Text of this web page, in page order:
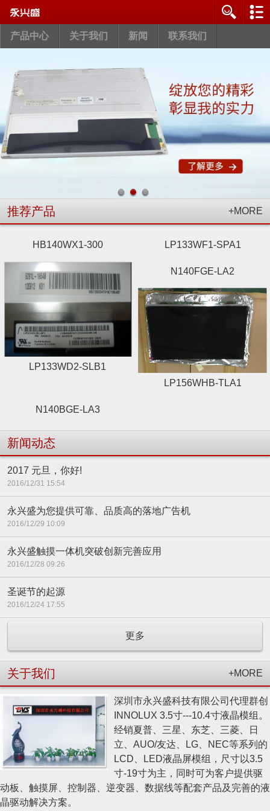
产品中心 关于我们 新闻 联系我们
推荐产品 +MORE
HB140WX1-300 LP133WF1-SPA1
LP133WD2-SLB1
N140FGE-LA2
LP156WHB-TLA1
N140BGE-LA3
新闻动态
2017 元旦，你好!
2016/12/31 15:54
永兴盛为您提供可靠、品质高的落地广告机
2016/12/29 10:09
永兴盛触摸一体机突破创新完善应用
2016/12/28 09:26
圣诞节的起源
2016/12/24 17:55
更多
关于我们 +MORE
深圳市永兴盛科技有限公司代理群创
INNOLUX 3.5寸---10.4寸液晶模组。
经销夏普、三星、东芝、三菱、日
立、AUO/友达、LG、NEC等系列的
LCD、LED液晶屏模组，尺寸以3.5
寸-19寸为主，同时可为客户提供驱
动板、触摸屏、控制器、逆变器、数据线等配套产品及完善的液
晶驱动解决方案。